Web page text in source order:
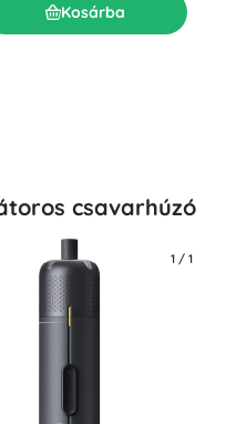
Kosárba
csavarhúzó
1 / 1